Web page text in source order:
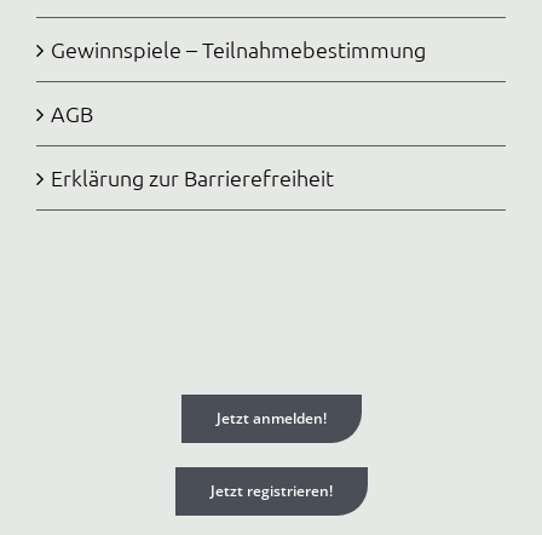
Gewinnspiele – Teilnahmebestimmung
AGB
Erklärung zur Barrierefreiheit
Jetzt anmelden!
Jetzt registrieren!